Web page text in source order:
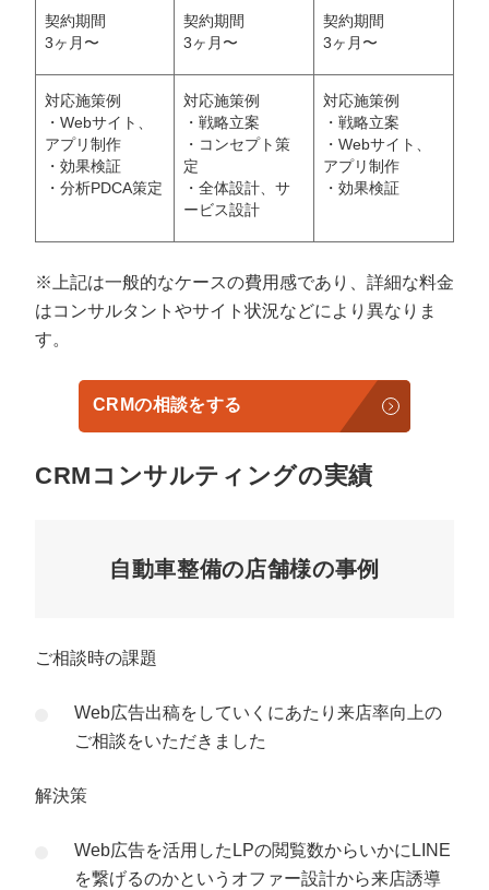
契約期間
3ヶ月〜
契約期間
3ヶ月〜
契約期間
3ヶ月〜
対応施策例
・Webサイト、
アプリ制作
・効果検証
・分析PDCA策定
対応施策例
・戦略立案
・コンセプト策
定
・全体設計、サ
ービス設計
対応施策例
・戦略立案
・Webサイト、
アプリ制作
・効果検証
※上記は一般的なケースの費用感であり、詳細な料金
はコンサルタントやサイト状況などにより異なりま
す。
CRMの相談をする
CRMコンサルティングの実績
自動車整備の店舗様の事例
ご相談時の課題
Web広告出稿をしていくにあたり来店率向上の
ご相談をいただきました
解決策
Web広告を活用したLPの閲覧数からいかにLINE
を繋げるのかというオファー設計から来店誘導